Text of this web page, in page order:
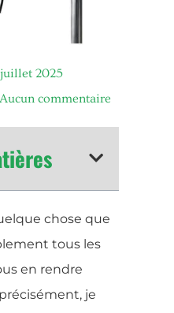
2025
Aucun commentaire
chose que
tous les
en rendre
je